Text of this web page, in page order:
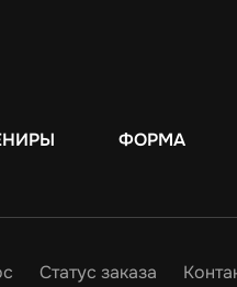
ФОРМА
Статус заказа